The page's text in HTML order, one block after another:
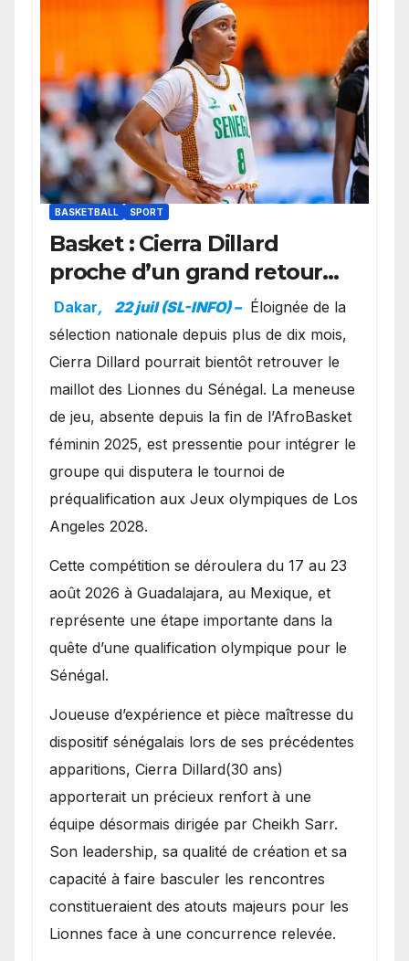
BASKETBALL SPORT
Basket : Cierra Dillard
proche d’un grand retour
avec les Lionnes ?
Dakar, 22 juil (SL-INFO) – Éloignée de la
sélection nationale depuis plus de dix mois,
Cierra Dillard pourrait bientôt retrouver le
maillot des Lionnes du Sénégal. La meneuse
de jeu, absente depuis la fin de l’AfroBasket
féminin 2025, est pressentie pour intégrer le
groupe qui disputera le tournoi de
préqualification aux Jeux olympiques de Los
Angeles 2028.
Cette compétition se déroulera du 17 au 23
août 2026 à Guadalajara, au Mexique, et
représente une étape importante dans la
quête d’une qualification olympique pour le
Sénégal.
Joueuse d’expérience et pièce maîtresse du
dispositif sénégalais lors de ses précédentes
apparitions, Cierra Dillard(30 ans)
apporterait un précieux renfort à une
équipe désormais dirigée par Cheikh Sarr.
Son leadership, sa qualité de création et sa
capacité à faire basculer les rencontres
constitueraient des atouts majeurs pour les
Lionnes face à une concurrence relevée.